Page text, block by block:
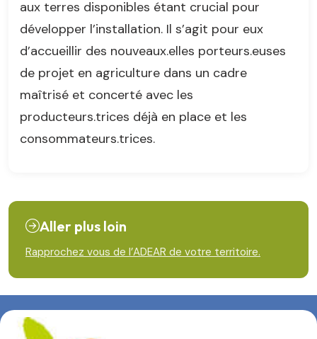
aux terres disponibles étant crucial pour
développer l’installation. Il s’agit pour eux
d’accueillir des nouveaux.elles porteurs.euses
de projet en agriculture dans un cadre
maîtrisé et concerté avec les
producteurs.trices déjà en place et les
consommateurs.trices.
Aller plus loin
Rapprochez vous de l’ADEAR de votre territoire.